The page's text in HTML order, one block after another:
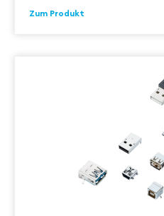
Zum Produkt